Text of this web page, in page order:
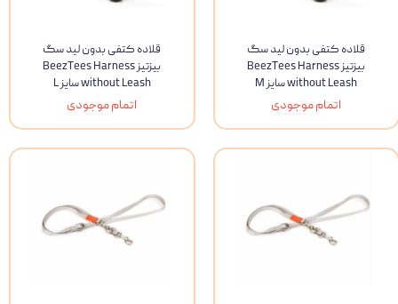
قلاده کتفی بدون لید سگ
بیزتیز BeezTees Harness
without Leash سایز M
اتمام موجودی
قلاده کتفی بدون لید سگ
بیزتیز BeezTees Harness
without Leash سایز L
اتمام موجودی